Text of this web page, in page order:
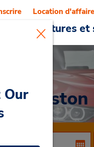
Voitures et
Location
Boston
Our